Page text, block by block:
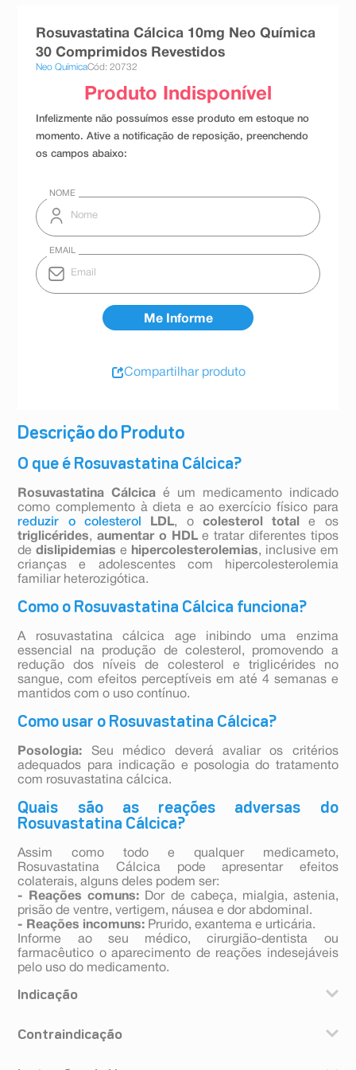
Descrição do Produto
O que é Rosuvastatina Cálcica?
Rosuvastatina Cálcica é um medicamento indicado
como complemento à dieta e ao exercício físico para
reduzir o colesterol
LDL, o colesterol total
e os
triglicérides,aumentar o HDLe tratar diferentes tipos
dedislipidemias e hipercolesterolemias, inclusive em
crianças e adolescentes com hipercolesterolemia
familiar heterozigótica.
Como o Rosuvastatina Cálcica funciona?
A rosuvastatina cálcica age inibindo uma enzima
essencial na produção de colesterol, promovendo a
redução dos níveis de colesterol e triglicérides no
sangue, com efeitos perceptíveis em até 4 semanas e
mantidos com o uso contínuo.
Como usar o Rosuvastatina Cálcica?
Posologia: Seu médico deverá avaliar os critérios
adequados para indicação e posologia do tratamento
com rosuvastatina cálcica.
Quais são as reações adversas do
Rosuvastatina Cálcica?
Assim como todo e qualquer medicameto,
Rosuvastatina Cálcica pode apresentar efeitos
colaterais, alguns deles podem ser:
- Reações comuns: Dor de cabeça, mialgia, astenia,
prisão de ventre, vertigem, náusea e dor abdominal.
- Reações incomuns: Prurido, exantema e urticária.
Informe ao seu médico, cirurgião-dentista ou
farmacêutico o aparecimento de reações indesejáveis
pelo uso do medicamento.
Indicação
dieta quando a resposta à dieta e aos exercícios é
Contraindicação
Rosuvastatina Cálcica 10mg Neo Química
30 Comprimidos Revestidos
Neo QuímicaCód: 20732
Compartilhar produto
esmalte
10ºabsorvente